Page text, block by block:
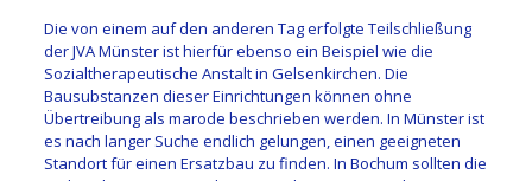
Die von einem auf den anderen Tag erfolgte Teilschließung
der JVA Münster ist hierfür ebenso ein Beispiel wie die
Sozialtherapeutische Anstalt in Gelsenkirchen. Die
Bausubstanzen dieser Einrichtungen können ohne
Übertreibung als marode beschrieben werden. In Münster ist
es nach langer Suche endlich gelungen, einen geeigneten
Standort für einen Ersatzbau zu finden. In Bochum sollten die